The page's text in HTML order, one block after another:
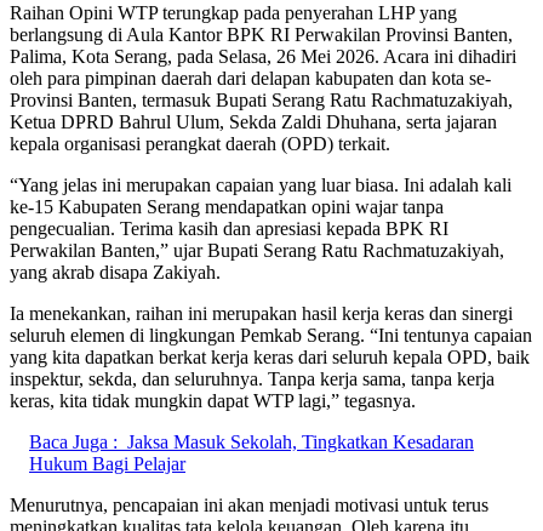
Raihan Opini WTP terungkap pada penyerahan LHP yang
berlangsung di Aula Kantor BPK RI Perwakilan Provinsi Banten,
Palima, Kota Serang, pada Selasa, 26 Mei 2026. Acara ini dihadiri
oleh para pimpinan daerah dari delapan kabupaten dan kota se-
Provinsi Banten, termasuk Bupati Serang Ratu Rachmatuzakiyah,
Ketua DPRD Bahrul Ulum, Sekda Zaldi Dhuhana, serta jajaran
kepala organisasi perangkat daerah (OPD) terkait.
“Yang jelas ini merupakan capaian yang luar biasa. Ini adalah kali
ke-15 Kabupaten Serang mendapatkan opini wajar tanpa
pengecualian. Terima kasih dan apresiasi kepada BPK RI
Perwakilan Banten,” ujar Bupati Serang Ratu Rachmatuzakiyah,
yang akrab disapa Zakiyah.
Ia menekankan, raihan ini merupakan hasil kerja keras dan sinergi
seluruh elemen di lingkungan Pemkab Serang. “Ini tentunya capaian
yang kita dapatkan berkat kerja keras dari seluruh kepala OPD, baik
inspektur, sekda, dan seluruhnya. Tanpa kerja sama, tanpa kerja
keras, kita tidak mungkin dapat WTP lagi,” tegasnya.
Baca Juga : Jaksa Masuk Sekolah, Tingkatkan Kesadaran
Hukum Bagi Pelajar
Menurutnya, pencapaian ini akan menjadi motivasi untuk terus
meningkatkan kualitas tata kelola keuangan. Oleh karena itu,